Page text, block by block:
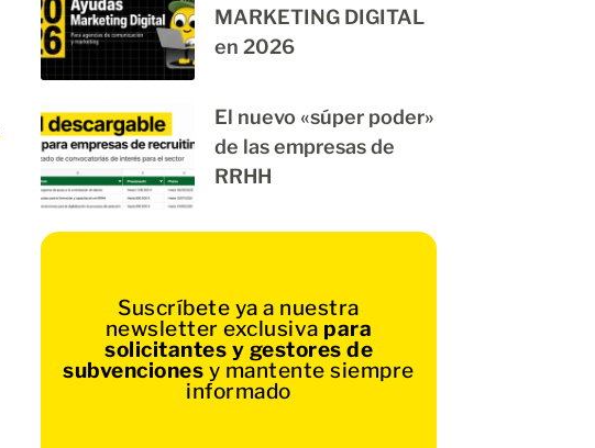
MARKETING DIGITAL
en 2026
El nuevo «súper poder»
de las empresas de
RRHH
Suscríbete ya a nuestra
newsletter exclusiva para
solicitantes y gestores de
subvenciones y mantente siempre
informado